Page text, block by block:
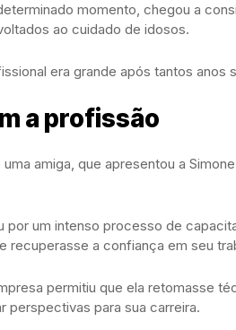
momento, chegou a
ao cuidado de idosos.
era grande após tantos anos
a profissão
amiga, que apresentou a
por um intenso processo de
recuperasse a confiança em seu
permitiu que ela retomasse
perspectivas para sua carreira.